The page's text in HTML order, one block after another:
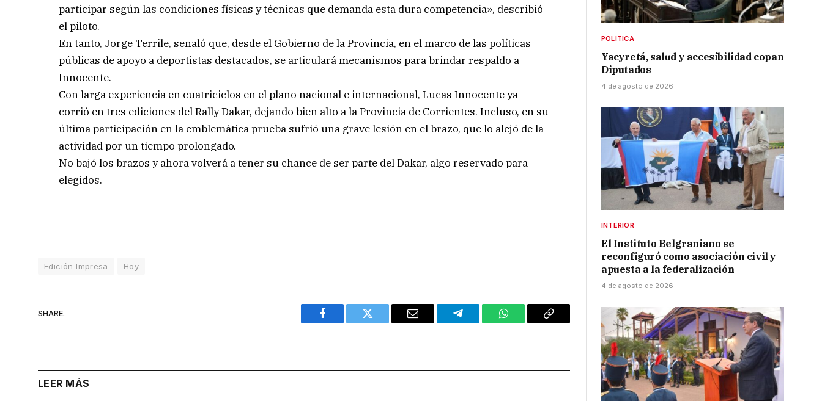
participar según las condiciones físicas y técnicas que demanda esta dura competencia», describió
el piloto.
En tanto, Jorge Terrile, señaló que, desde el Gobierno de la Provincia, en el marco de las políticas
públicas de apoyo a deportistas destacados, se articulará mecanismos para brindar respaldo a
Innocente.
Con larga experiencia en cuatriciclos en el plano nacional e internacional, Lucas Innocente ya
corrió en tres ediciones del Rally Dakar, dejando bien alto a la Provincia de Corrientes. Incluso, en su
última participación en la emblemática prueba sufrió una grave lesión en el brazo, que lo alejó de la
actividad por un tiempo prolongado.
No bajó los brazos y ahora volverá a tener su chance de ser parte del Dakar, algo reservado para
elegidos.
Edición Impresa Hoy
SHARE.
Facebook Twitter Email Telegram WhatsAppCopy
LEER MÁS
POLÍTICA
Yacyretá, salud y accesibilidad copan
Diputados
4 de agosto de 2026
INTERIOR
El Instituto Belgraniano se
reconfiguró como asociación civil y
apuesta a la federalización
4 de agosto de 2026